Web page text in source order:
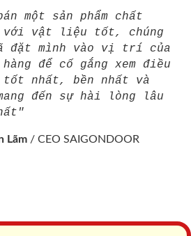
một sản phẩm chất
với vật liệu tốt, chúng
đặt mình vào vị trí của
hàng để cố gắng xem điều
nhất, bền nhất và
đến sự hài lòng lâu
Lãm / CEO SAIGONDOOR